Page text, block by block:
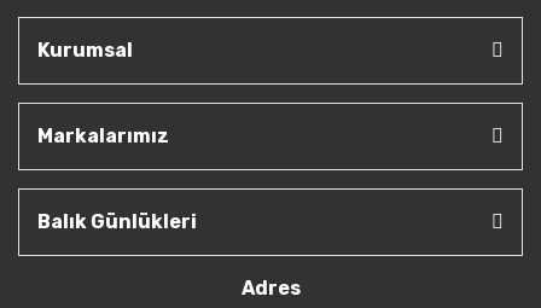
Kurumsal
Markalarımız
Balık Günlükleri
Adres